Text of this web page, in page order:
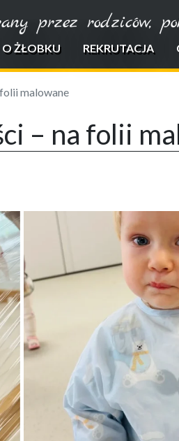
przez rodziców,
O ŻŁOBKU REKRUTACJA
malowane
– na folii